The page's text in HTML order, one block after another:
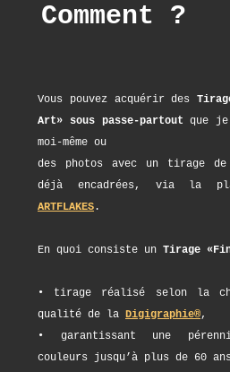
Comment ?
Vous pouvez acquérir des
Art» sous passe-partout que
moi-même ou
des photos avec un tirage
déjà encadrées, via la
ARTFLAKES .
En quoi consiste un Tirage
• tirage réalisé selon la
qualité de la Digigraphie®,
• garantissant une
couleurs jusqu’à plus de 60